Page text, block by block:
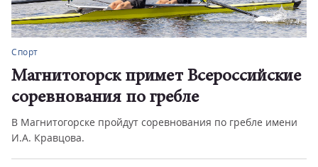
Спорт
Магнитогорск примет Всероссийские
соревнования по гребле
В Магнитогорске пройдут соревнования по гребле имени
И.А. Кравцова.